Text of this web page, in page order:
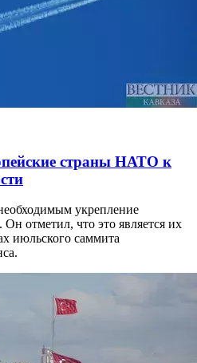
страны НАТО к
укрепление
отметил, что это является их
июльского саммита